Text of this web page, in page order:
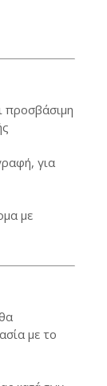
προσβάσιμη
για
με
με το